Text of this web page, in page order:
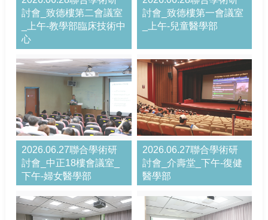
討會_致德樓第二會議室
_上午-教學部臨床技術中
心
討會_致德樓第一會議室
_上午-兒童醫學部
2026.06.27聯合學術研
討會_中正18樓會議室_
下午-婦女醫學部
2026.06.27聯合學術研
討會_介壽堂_下午-復健
醫學部